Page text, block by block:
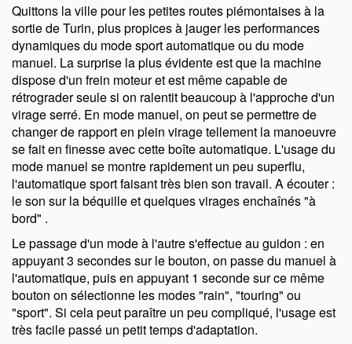
Quittons la ville pour les petites routes piémontaises à la
sortie de Turin, plus propices à jauger les performances
dynamiques du mode sport automatique ou du mode
manuel. La surprise la plus évidente est que la machine
dispose d'un frein moteur et est même capable de
rétrograder seule si on ralentit beaucoup à l'approche d'un
virage serré. En mode manuel, on peut se permettre de
changer de rapport en plein virage tellement la manoeuvre
se fait en finesse avec cette boîte automatique. L'usage du
mode manuel se montre rapidement un peu superflu,
l'automatique sport faisant très bien son travail. A écouter :
le son sur la béquilleet quelques virages enchaînés "à
bord" .
Le passage d'un mode à l'autre s'effectue au guidon : en
appuyant 3 secondes sur le bouton, on passe du manuel à
l'automatique, puis en appuyant 1 seconde sur ce même
bouton on sélectionne les modes rain , touring ou
sport . Si cela peut paraître un peu compliqué, l'usage est
très facile passé un petit temps d'adaptation.